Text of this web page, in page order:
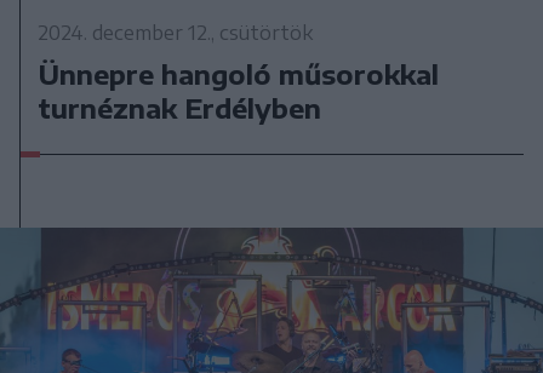
2024. december 12., csütörtök
Ünnepre hangoló műsorokkal
turnéznak Erdélyben